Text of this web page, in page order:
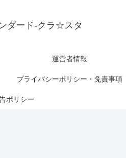
ダード-クラ☆スタ
運営者情報
プライバシーポリシー・免責事項
ポリシー